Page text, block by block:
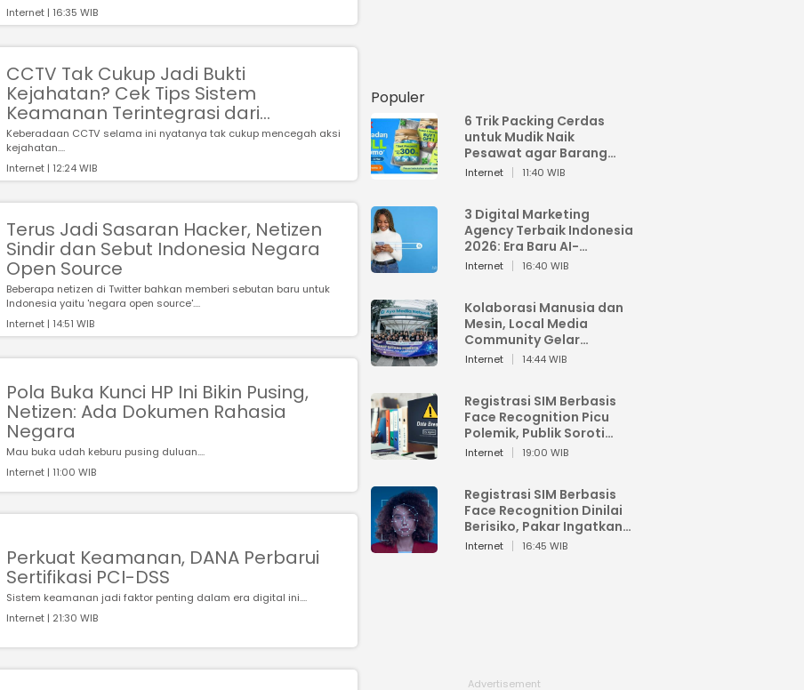
Internet | 16:35 WIB
CCTV Tak Cukup Jadi Bukti
Kejahatan? Cek Tips Sistem
Keamanan Terintegrasi dari
Nawakara
Keberadaan CCTV selama ini nyatanya tak cukup mencegah aksi
kejahatan....
Internet | 12:24 WIB
Terus Jadi Sasaran Hacker, Netizen
Sindir dan Sebut Indonesia Negara
Open Source
Beberapa netizen di Twitter bahkan memberi sebutan baru untuk
Indonesia yaitu 'negara open source'....
Internet | 14:51 WIB
Pola Buka Kunci HP Ini Bikin Pusing,
Netizen: Ada Dokumen Rahasia
Negara
Mau buka udah keburu pusing duluan....
Internet | 11:00 WIB
Perkuat Keamanan, DANA Perbarui
Sertifikasi PCI-DSS
Sistem keamanan jadi faktor penting dalam era digital ini....
Internet | 21:30 WIB
Populer
6 Trik Packing Cerdas
untuk Mudik Naik
Pesawat agar Barang
Tidak Over Bagasi
Internet 11:40 WIB
3 Digital Marketing
Agency Terbaik Indonesia
2026: Era Baru AI-
Powered Marketing
Internet 16:40 WIB
Kolaborasi Manusia dan
Mesin, Local Media
Community Gelar
Workshop Google AI
Internet 14:44 WIB
Registrasi SIM Berbasis
Face Recognition Picu
Polemik, Publik Soroti
Risiko Kebocoran Data
Internet 19:00 WIB
Registrasi SIM Berbasis
Face Recognition Dinilai
Berisiko, Pakar Ingatkan
Ancaman Privasi dan
Internet 16:45 WIB